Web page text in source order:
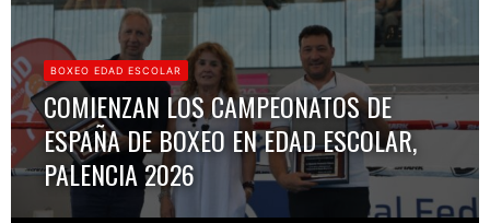
BOXEO EDAD ESCOLAR
COMIENZAN LOS CAMPEONATOS DE
ESPAÑA DE BOXEO EN EDAD ESCOLAR,
PALENCIA 2026